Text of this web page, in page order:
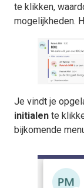
te klikken,
mogelijkheden.
Je vindt je
initialen te
bijkomende